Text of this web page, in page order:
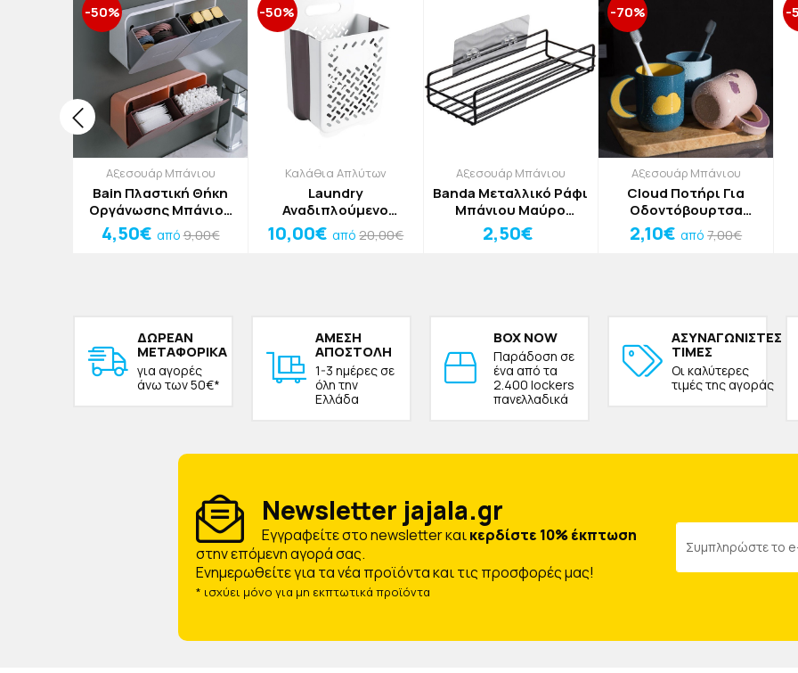
-50%
Αξεσουάρ Μπάνιου
Bain Πλαστική Θήκη
Οργάνωσης Μπάνιου
Γκρι 11x6,5x20cm
4,50€ από9,00€
-50%
Καλάθια Απλύτων
Laundry
Αναδιπλούμενο
Κρεμαστό Καλάθι
Απλύτων Κίτρινο
10,00€ από20,00€
Αξεσουάρ Μπάνιου
Banda Μεταλλικό Ράφι
Μπάνιου Μαύρο
27x11,5x5cm
2,50€
-70%
Αξεσουάρ Μπάνιου
Cloud Ποτήρι Για
Οδοντόβουρτσα
Γαλάζιο Μπλε
2,10€ από7,00€
-
ΔΩΡΕAΝ
ΜΕΤΑΦΟΡΙΚΑ
για αγορές
άνω των 50€*
ΑΜΕΣΗ
ΑΠΟΣΤΟΛΗ
1-3 ημέρες σε
όλη την
Ελλάδα
BOX NOW
Παράδοση σε
ένα από τα
2.400 lockers
πανελλαδικά
ΑΣΥΝΑΓΩΝΙΣΤΕΣ
ΤΙΜΕΣ
Οι καλύτερες
τιμές της αγοράς
Newsletter jajala.gr
Eγγραφείτε στο newsletter καικερδίστε 10% έκπτωση
στην επόμενη αγορά σας.
Ενημερωθείτε για τα νέα προϊόντα και τις προσφορές μας!
* ισχύει μόνο για μη εκπτωτικά προϊόντα